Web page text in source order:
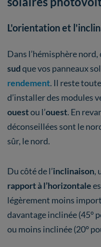
L'orientation et
Dans l’hémisphère nord,
sudque vos panneaux
rendement. Il reste
d’installer des modules
ouestou l’ouest. En
déconseillées sont le
sûr, le nord.
Du côté de l’inclinaison,
rapport à l’horizontale
légèrement moins
davantage inclinée (45°
ou moins inclinée (20°